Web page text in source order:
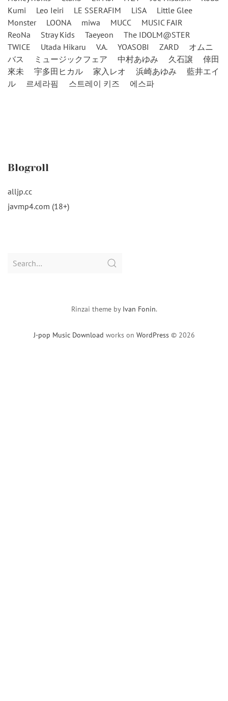
Kumi
Leo Ieiri LE SSERAFIM LiSA
Little Glee
Monster
LOONA miwa MUCC
MUSIC FAIR
ReoNa
Stray Kids Taeyeon
The IDOLM@STER
TWICE
Utada Hikaru V.A. YOASOBI ZARD
オムニ
バス
ミュージックフェア 中村あゆみ 久石譲
倖田
來未
宇多田ヒカル 家入レオ 浜崎あゆみ
藍井エイ
ル
르세라핌 스트레이 키즈 에스파
Blogroll
alljp.cc
javmp4.com (18+)
Search
J-pop Music Download works on WordPress © 2026
Rinzai theme by Ivan Fonin.